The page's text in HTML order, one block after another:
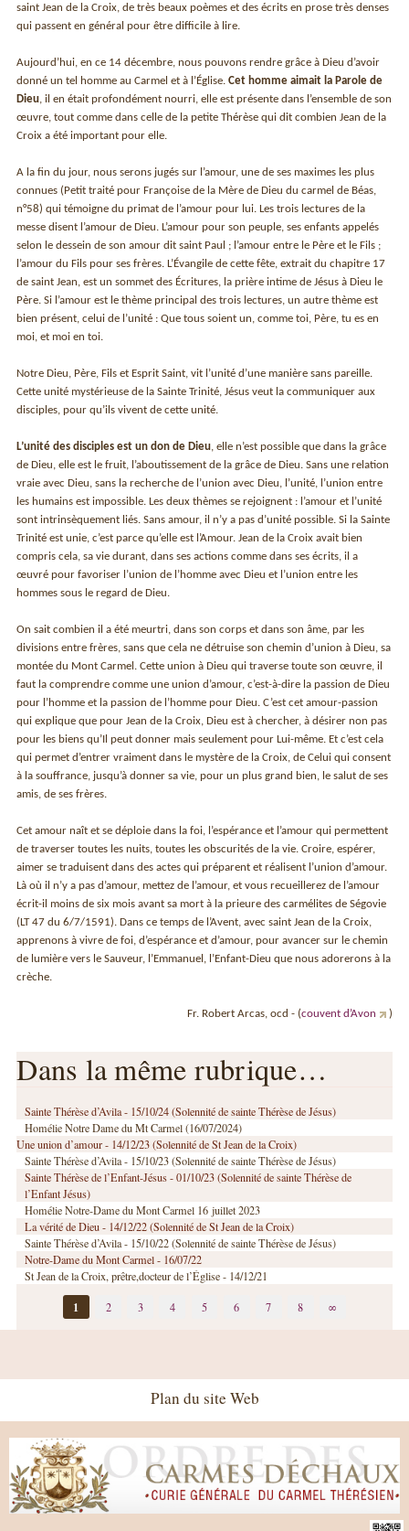
saint Jean de la Croix, de très beaux poèmes et des écrits en prose très denses
qui passent en général pour être difficile à lire.
Aujourd’hui, en ce 14 décembre, nous pouvons rendre grâce à Dieu d’avoir
donné un tel homme au Carmel et à l’Église. Cet homme aimait la Parole de
Dieu , il en était profondément nourri, elle est présente dans l’ensemble de son
œuvre, tout comme dans celle de la petite Thérèse qui dit combien Jean de la
Croix a été important pour elle.
A la fin du jour, nous serons jugés sur l’amour, une de ses maximes les plus
connues (Petit traité pour Françoise de la Mère de Dieu du carmel de Béas,
n°58) qui témoigne du primat de l’amour pour lui. Les trois lectures de la
messe disent l’amour de Dieu. L’amour pour son peuple, ses enfants appelés
selon le dessein de son amour dit saint Paul ; l’amour entre le Père et le Fils ;
l’amour du Fils pour ses frères. L’Évangile de cette fête, extrait du chapitre 17
de saint Jean, est un sommet des Écritures, la prière intime de Jésus à Dieu le
Père. Si l’amour est le thème principal des trois lectures, un autre thème est
bien présent, celui de l’unité : Que tous soient un, comme toi, Père, tu es en
moi, et moi en toi.
Notre Dieu, Père, Fils et Esprit Saint, vit l’unité d’une manière sans pareille.
Cette unité mystérieuse de la Sainte Trinité, Jésus veut la communiquer aux
disciples, pour qu’ils vivent de cette unité.
L’unité des disciples est un don de Dieu , elle n’est possible que dans la grâce
de Dieu, elle est le fruit, l’aboutissement de la grâce de Dieu. Sans une relation
vraie avec Dieu, sans la recherche de l’union avec Dieu, l’unité, l’union entre
les humains est impossible. Les deux thèmes se rejoignent : l’amour et l’unité
sont intrinsèquement liés. Sans amour, il n’y a pas d’unité possible. Si la Sainte
Trinité est unie, c’est parce qu’elle est l’Amour. Jean de la Croix avait bien
compris cela, sa vie durant, dans ses actions comme dans ses écrits, il a
œuvré pour favoriser l’union de l’homme avec Dieu et l’union entre les
hommes sous le regard de Dieu.
On sait combien il a été meurtri, dans son corps et dans son âme, par les
divisions entre frères, sans que cela ne détruise son chemin d’union à Dieu, sa
montée du Mont Carmel. Cette union à Dieu qui traverse toute son œuvre, il
faut la comprendre comme une union d’amour, c’est-à-dire la passion de Dieu
pour l’homme et la passion de l’homme pour Dieu. C’est cet amour-passion
qui explique que pour Jean de la Croix, Dieu est à chercher, à désirer non pas
pour les biens qu’Il peut donner mais seulement pour Lui-même. Et c’est cela
qui permet d’entrer vraiment dans le mystère de la Croix, de Celui qui consent
à la souffrance, jusqu’à donner sa vie, pour un plus grand bien, le salut de ses
amis, de ses frères.
Cet amour naît et se déploie dans la foi, l’espérance et l’amour qui permettent
de traverser toutes les nuits, toutes les obscurités de la vie. Croire, espérer,
aimer se traduisent dans des actes qui préparent et réalisent l’union d’amour.
Là où il n’y a pas d’amour, mettez de l’amour, et vous recueillerez de l’amour
écrit-il moins de six mois avant sa mort à la prieure des carmélites de Ségovie
(LT 47 du 6/7/1591). Dans ce temps de l’Avent, avec saint Jean de la Croix,
apprenons à vivre de foi, d’espérance et d’amour, pour avancer sur le chemin
de lumière vers le Sauveur, l’Emmanuel, l’Enfant-Dieu que nous adorerons à la
crèche.
Fr. Robert Arcas, ocd - (couvent d’Avon )
Dans la même rubrique…
Sainte Thérèse d’Avila - 15/10/24 (Solennité de sainte Thérèse de Jésus)
Homélie Notre Dame du Mt Carmel (16/07/2024)
Une union d’amour - 14/12/23 (Solennité de St Jean de la Croix)
Sainte Thérèse d’Avila - 15/10/23 (Solennité de sainte Thérèse de Jésus)
Sainte Thérèse de l’Enfant-Jésus - 01/10/23 (Solennité de sainte Thérèse de
l’Enfant Jésus)
Homélie Notre-Dame du Mont Carmel 16 juillet 2023
La vérité de Dieu - 14/12/22 (Solennité de St Jean de la Croix)
Sainte Thérèse d’Avila - 15/10/22 (Solennité de sainte Thérèse de Jésus)
Notre-Dame du Mont Carmel - 16/07/22
St Jean de la Croix, prêtre,docteur de l’Église - 14/12/21
1 2 3 4 5 6 7 8 ∞
Plan du site Web